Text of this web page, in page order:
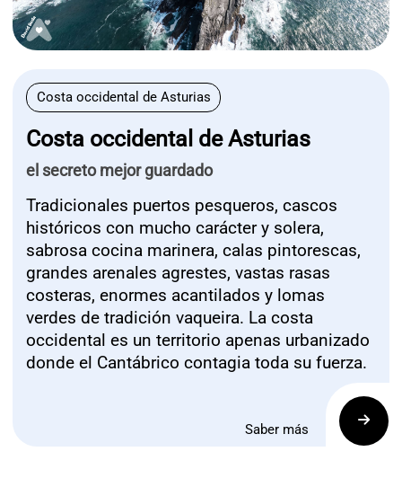
Costa occidental de Asturias
Costa occidental de Asturias
el secreto mejor guardado
Tradicionales puertos pesqueros, cascos
históricos con mucho carácter y solera,
sabrosa cocina marinera, calas pintorescas,
grandes arenales agrestes, vastas rasas
costeras, enormes acantilados y lomas
verdes de tradición vaqueira. La costa
occidental es un territorio apenas urbanizado
donde el Cantábrico contagia toda su fuerza.
Saber más